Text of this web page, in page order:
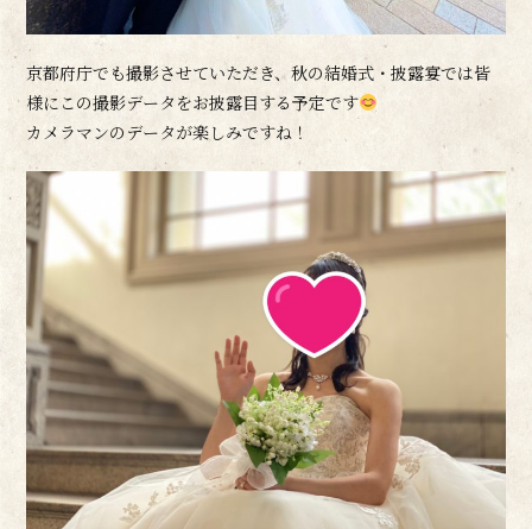
京都府庁でも撮影させていただき、秋の結婚式・披露宴では皆
様にこの撮影データをお披露目する予定です
カメラマンのデータが楽しみですね！